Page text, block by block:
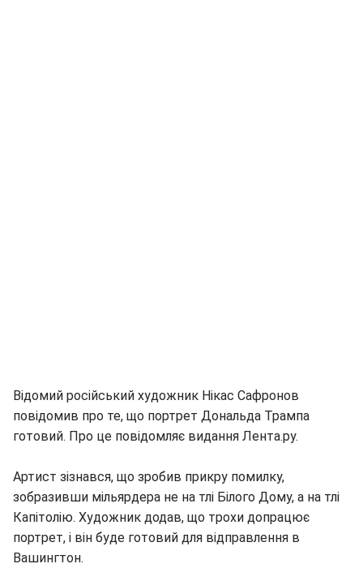
Відомий російський художник Нікас Сафронов
повідомив про те, що портрет Дональда Трампа
готовий. Про це повідомляє видання Лента.ру.
Артист зізнався, що зробив прикру помилку,
зобразивши мільярдера не на тлі Білого Дому, а на тлі
Капітолію. Художник додав, що трохи допрацює
портрет, і він буде готовий для відправлення в
Вашингтон.